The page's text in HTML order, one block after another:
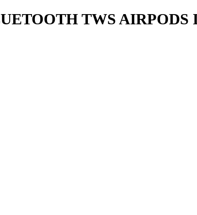
TWS AIRPODS